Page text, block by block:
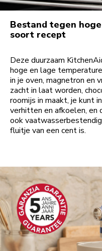
Bestand tegen
soort recept
Deze duurzaam
hoge en lage
in je oven, magnetron en
zacht in laat worden,
roomijs in maakt, je kunt
verhitten en afkoelen, en
ook
fluitje van een cent is.